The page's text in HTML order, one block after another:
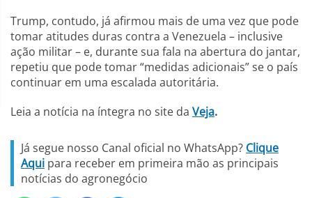
Trump, contudo, já afirmou mais de uma vez que pode
tomar atitudes duras contra a Venezuela – inclusive
ação militar – e, durante sua fala na abertura do jantar,
repetiu que pode tomar “medidas adicionais” se o país
continuar em uma escalada autoritária.
Leia a notícia na íntegra no site da Veja.
Já segue nosso Canal oficial no WhatsApp? Clique
Aqui para receber em primeira mão as principais
notícias do agronegócio